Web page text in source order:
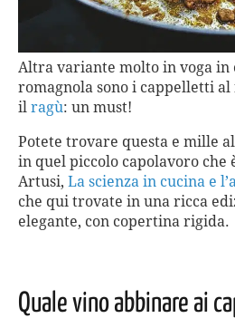
Altra variante molto in voga
romagnola sono i cappelletti
il ragù: un must!
Potete trovare questa e mille
in quel piccolo capolavoro
Artusi, La scienza in cucina e
che qui trovate in una ricca
elegante, con copertina rigida.
Quale vino abbinare ai